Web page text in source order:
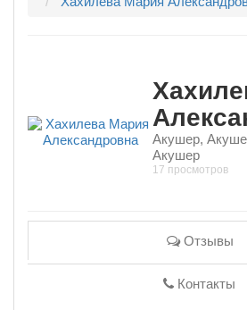
Акушер,
Акушер
17 просмотров
Отзывы
Контакты